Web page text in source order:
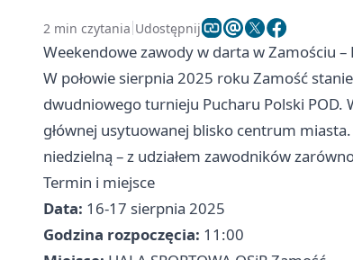
2 min czytania Udostępnij
Weekendowe zawody w darta w Zamościu –
W połowie sierpnia 2025 roku Zamość
dwudniowego turnieju Pucharu Polski POD.
głównej usytuowanej blisko centrum
niedzielną – z udziałem zawodników
Termin i miejsce
Data: 16-17 sierpnia 2025
Godzina rozpoczęcia: 11:00